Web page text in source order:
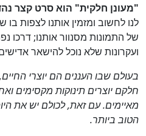
"מעונן חלקית" הוא סרט קצר
לנו לחשוב ומזמין אותנו לצפות
של התמונות מסנוור אותנו; דרכו
ועקרונות שלא נוכל להישאר
בעולם שבו העננים הם יוצרי
חלקם יוצרים תינוקות מקסימים
מאיימים. עם זאת, לכולם יש את
הטוב ביותר.